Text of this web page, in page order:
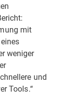
mit
weniger
und
Tools.“